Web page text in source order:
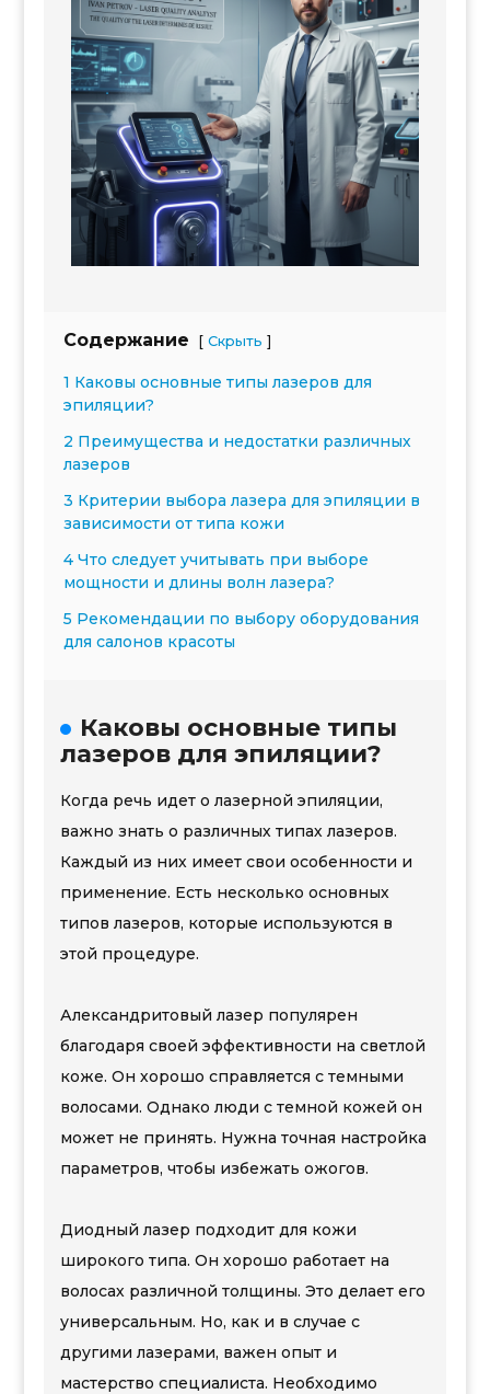
Содержание [ Скрыть ]
1 Каковы основные типы лазеров для
эпиляции?
2 Преимущества и недостатки различных
лазеров
3 Критерии выбора лазера для эпиляции в
зависимости от типа кожи
4 Что следует учитывать при выборе
мощности и длины волн лазера?
5 Рекомендации по выбору оборудования
для салонов красоты
Каковы основные типы
лазеров для эпиляции?
Когда речь идет о лазерной эпиляции,
важно знать о различных типах лазеров.
Каждый из них имеет свои особенности и
применение. Есть несколько основных
типов лазеров, которые используются в
этой процедуре.
Александритовый лазер популярен
благодаря своей эффективности на светлой
коже. Он хорошо справляется с темными
волосами. Однако люди с темной кожей он
может не принять. Нужна точная настройка
параметров, чтобы избежать ожогов.
Диодный лазер подходит для кожи
широкого типа. Он хорошо работает на
волосах различной толщины. Это делает его
универсальным. Но, как и в случае с
другими лазерами, важен опыт и
мастерство специалиста. Необходимо